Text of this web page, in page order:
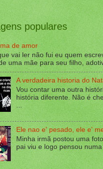
populares
de amor
vai ler não fui eu quem
uma mãe para seu filho,
A verdadeira historia do
Vou contar uma outra
história diferente. Não é
...
Ele nao e' pesado, ele e'
Minha irmã postou uma
pai viu e logo pensou